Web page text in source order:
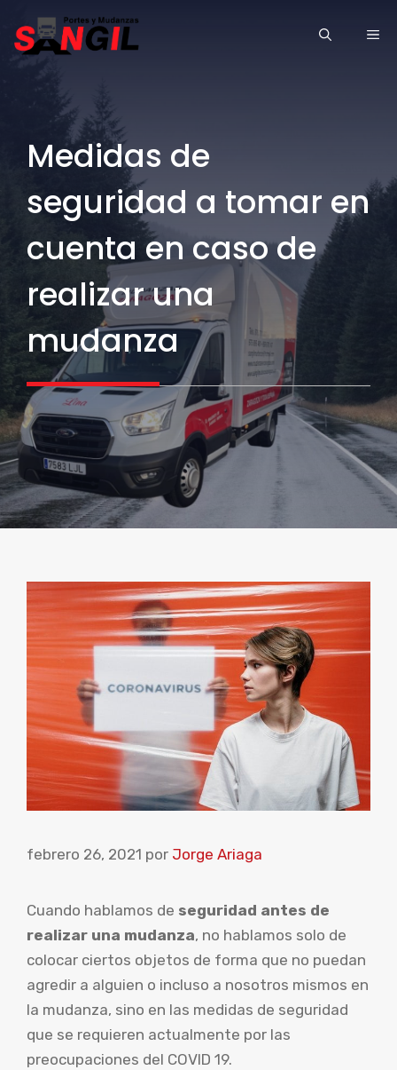
Medidas de
seguridad a tomar en
cuenta en caso de
realizar una
mudanza
febrero 26, 2021 por Jorge Ariaga
Cuando hablamos de seguridad antes de
realizar una mudanza, no hablamos solo de
colocar ciertos objetos de forma que no puedan
agredir a alguien o incluso a nosotros mismos en
la mudanza, sino en las medidas de seguridad
que se requieren actualmente por las
preocupaciones del COVID 19.